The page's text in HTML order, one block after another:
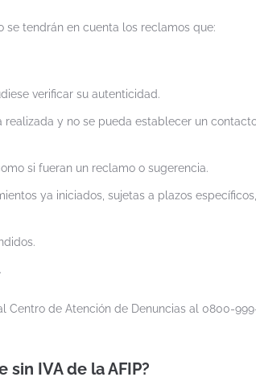
se tendrán en cuenta los reclamos que:
verificar su autenticidad.
y no se pueda establecer un
si fueran un reclamo o sugerencia.
ya iniciados, sujetas a plazos
Centro de Atención de Denuncias al 0800-
IVA de la AFIP?